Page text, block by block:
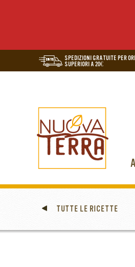
SPEDIZIONI GRATUITE PER
SUPERIORI A 20€
TUTTE LE RICETTE